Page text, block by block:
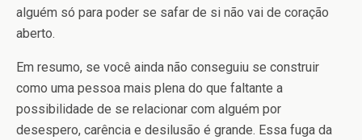
alguém só para poder se safar de si não vai de coração
aberto.
Em resumo, se você ainda não conseguiu se construir
como uma pessoa mais plena do que faltante a
possibilidade de se relacionar com alguém por
desespero, carência e desilusão é grande. Essa fuga da